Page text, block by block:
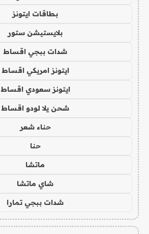
بطاقات ايتونز
بلايستيشن ستور
شدات ببجي اقساط
ايتونز امريكي اقساط
ايتونز سعودي اقساط
شحن يلا لودو اقساط
حناء شعر
حنا
ماتشا
شاي ماتشا
شدات ببجي تمارا